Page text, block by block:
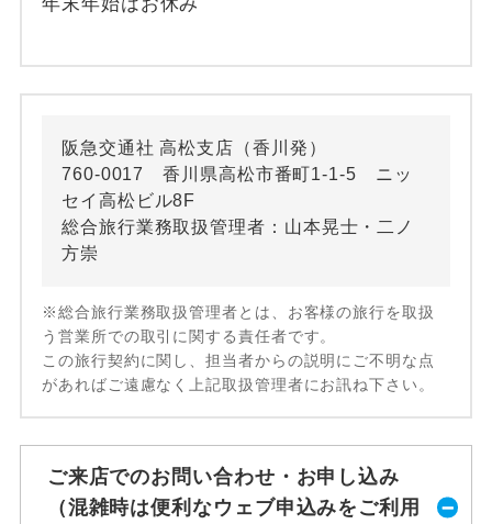
阪急交通社 高松支店（香川発）
760-0017 香川県高松市番町1-1-5 ニッ
セイ高松ビル8F
総合旅行業務取扱管理者：山本晃士・二ノ
方崇
※総合旅行業務取扱管理者とは、お客様の旅行を取扱
う営業所での取引に関する責任者です。
この旅行契約に関し、担当者からの説明にご不明な点
があればご遠慮なく上記取扱管理者にお訊ね下さい。
ご来店でのお問い合わせ・お申し込み
（混雑時は便利なウェブ申込みをご利用